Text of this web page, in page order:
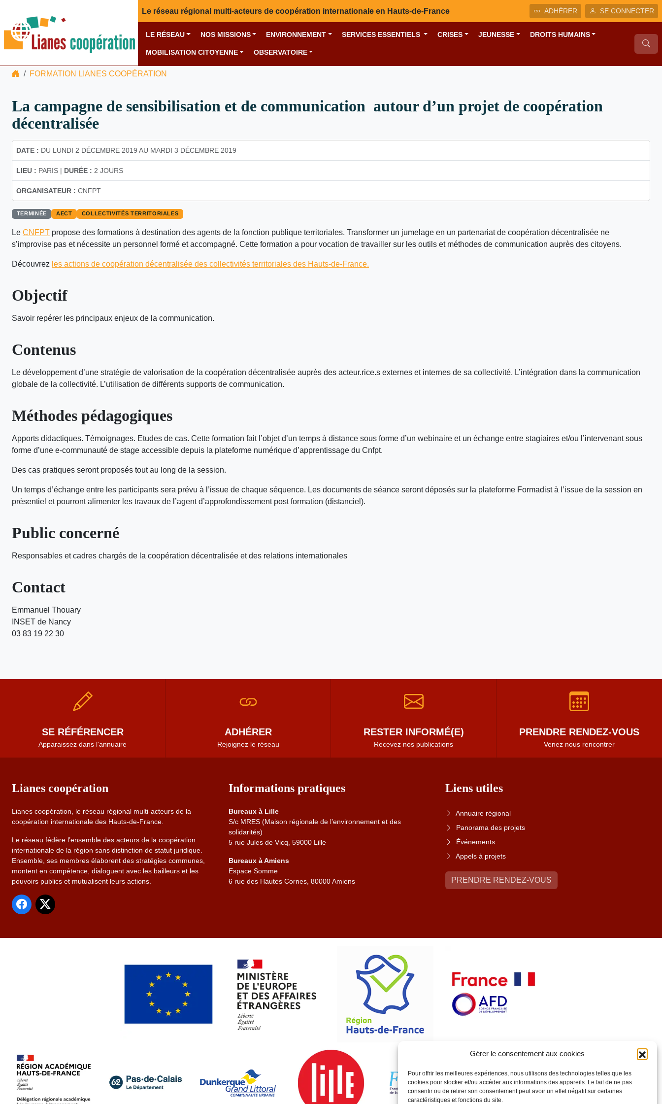
Gérer le consentement aux cookies
Pour offrir les meilleures expériences, nous utilisons des technologies telles que les
cookies pour stocker et/ou accéder aux informations des appareils. Le fait de ne pas
consentir ou de retirer son consentement peut avoir un effet négatif sur certaines
caractéristiques et fonctions du site.
Le réseau régional multi-acteurs de coopération internationale en Hauts-de-France ADHÉRER SE CONNECTER
LE RÉSEAU NOS MISSIONS ENVIRONNEMENT SERVICES ESSENTIELS CRISES JEUNESSE DROITS HUMAINS
MOBILISATION CITOYENNE OBSERVATOIRE
FORMATION LIANES COOPÉRATION
La campagne de sensibilisation et de communication ​ autour d’un projet de coopération
décentralisée​
DATE : DU LUNDI 2 DÉCEMBRE 2019 AU MARDI 3 DÉCEMBRE 2019
LIEU : PARIS | DURÉE : 2 JOURS
ORGANISATEUR : CNFPT
TERMINÉE AECT COLLECTIVITÉS TERRITORIALES
Le CNFPT propose des formations à destination des agents de la fonction publique territoriales. Transformer un jumelage en un partenariat de coopération décentralisée ne
s’improvise pas et nécessite un personnel formé et accompagné. Cette formation a pour vocation de travailler sur les outils et méthodes de communication auprès des citoyens.
Découvrez les actions de coopération décentralisée des collectivités territoriales des Hauts-de-France.
Objectif
Savoir repérer les principaux enjeux de la communication. ​
Contenus
Le développement d’une stratégie de valorisation de la coopération décentralisée auprès des acteur.rice.s externes et internes de sa collectivité. L’intégration dans la communication
globale de la collectivité. L’utilisation de différents supports de communication. ​
Méthodes pédagogiques
Apports didactiques. Témoignages. Etudes de cas. Cette formation fait l’objet d’un temps à distance sous forme d’un webinaire et un échange entre stagiaires et/ou l’intervenant sous
forme d’une e-communauté de stage accessible depuis la plateforme numérique d’apprentissage du Cnfpt. ​
Des cas pratiques seront proposés tout au long de la session. ​
Un temps d’échange entre les participants sera prévu à l’issue de chaque séquence. Les documents de séance seront déposés sur la plateforme Formadist à l’issue de la session en
présentiel et pourront alimenter les travaux de l’agent d’approfondissement post formation (distanciel). ​
Public concerné
Responsables et cadres chargés de la coopération décentralisée et des relations internationales​
Contact
Emmanuel Thouary​
INSET de Nancy​
03 83 19 22 30
SE RÉFÉRENCER
Apparaissez dans l'annuaire
ADHÉRER
Rejoignez le réseau
RESTER INFORMÉ(E)
Recevez nos publications
PRENDRE RENDEZ-VOUS
Venez nous rencontrer
Lianes coopération
Lianes coopération, le réseau régional multi-acteurs de la
coopération internationale des Hauts-de-France.
Le réseau fédère l’ensemble des acteurs de la coopération
internationale de la région sans distinction de statut juridique.
Ensemble, ses membres élaborent des stratégies communes,
montent en compétence, dialoguent avec les bailleurs et les
pouvoirs publics et mutualisent leurs actions.
Informations pratiques
Bureaux à Lille
S/c MRES (Maison régionale de l’environnement et des
solidarités)
5 rue Jules de Vicq, 59000 Lille
Bureaux à Amiens
Espace Somme
6 rue des Hautes Cornes, 80000 Amiens
Liens utiles
Annuaire régional
Panorama des projets
Événements
Appels à projets
PRENDRE RENDEZ-VOUS